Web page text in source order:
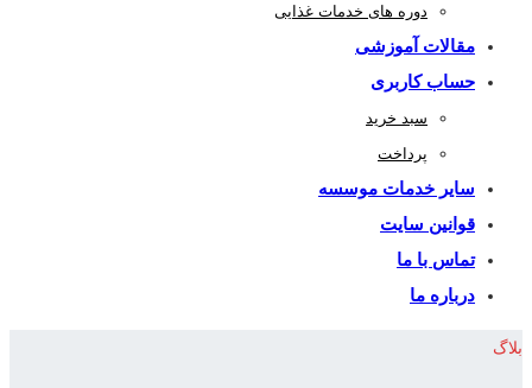
دوره های خدمات غذایی
مقالات آموزشی
حساب کاربری
سبد خرید
پرداخت
سایر خدمات موسسه
قوانین سایت
تماس با ما
درباره ما
بلاگ